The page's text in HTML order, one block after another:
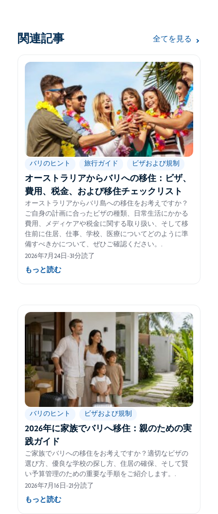
関連記事 全てを見る
バリのヒント 旅行ガイド ビザおよび規制
オーストラリアからバリへの移住：ビザ、
費用、税金、および移住チェックリスト
オーストラリアからバリ島への移住をお考えですか？
ご自身の計画に合ったビザの種類、日常生活にかかる
費用、メディケアや税金に関する取り扱い、そして移
住前に住居、仕事、学校、医療についてどのように準
備すべきかについて、ぜひご確認ください。.
2026年7月24日-31分読了
もっと読む
バリのヒント ビザおよび規制
2026年に家族でバリへ移住：親のための実
践ガイド
ご家族でバリへの移住をお考えですか？適切なビザの
選び方、優良な学校の探し方、住居の確保、そして賢
い予算管理のための重要な手順をご紹介します。.
2026年7月16日-21分読了
もっと読む